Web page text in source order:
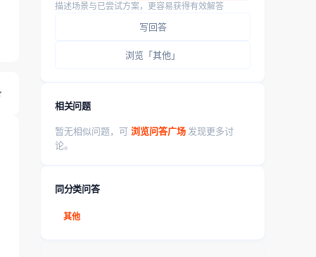
描述场景与已尝试方案，更容易获得有效解答
写回答
浏览「其他」
相关问题
暂无相似问题，可 浏览问答广场 发现更多讨
论。
同分类问答
其他